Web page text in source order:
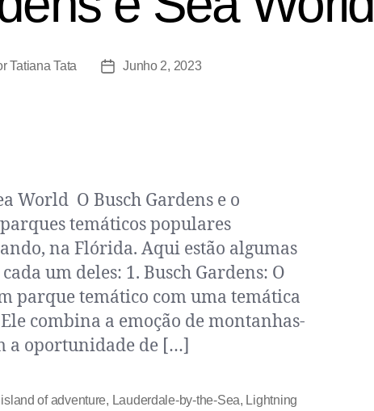
Tatiana Tata Junho 2, 2023
World O Busch Gardens e o
temáticos populares
na Flórida. Aqui estão algumas
um deles: 1. Busch Gardens: O
parque temático com uma temática
combina a emoção de montanhas-
a oportunidade de […]
island of adventure, Lauderdale-by-the-Sea, Lightning